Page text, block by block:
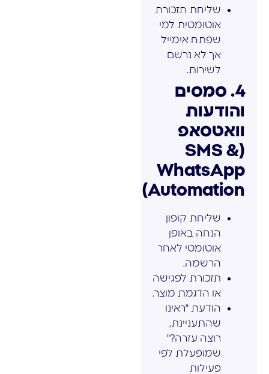
שליחת תזכורת
אוטומטית למי
שפתח אימייל
אך לא נרשם
לשירות.
4. סמסים
והודעות
וואטסאפ
(SMS &
WhatsApp
Automation)
שליחת קופון
הנחה באופן
אוטומטי לאחר
הרשמה.
תזכורת לפגישה
או הדגמת מוצר.
הודעת "ראינו
שהתעניינת,
רוצה עזרה?"
שמופעלת לפי
פעילות